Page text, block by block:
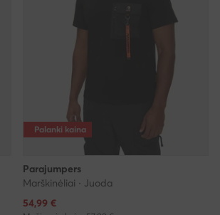
Palanki kaina
Parajumpers
Marškinėliai · Juoda
Dabartinė kaina
54,99 €